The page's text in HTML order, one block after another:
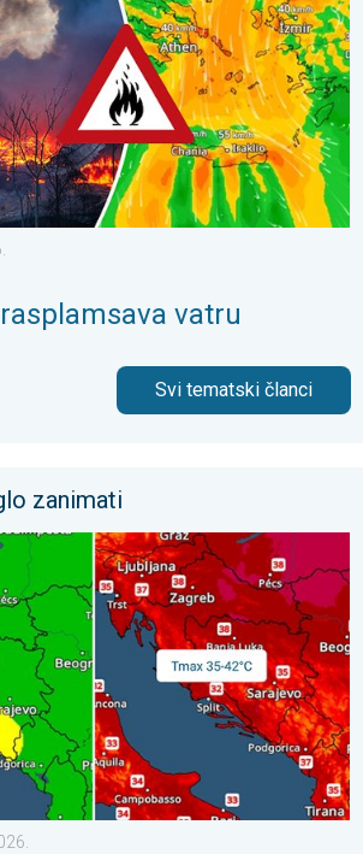
vatru
Svi tematski članci
zanimati
vala. Svježije u petak. Negdje stižu i